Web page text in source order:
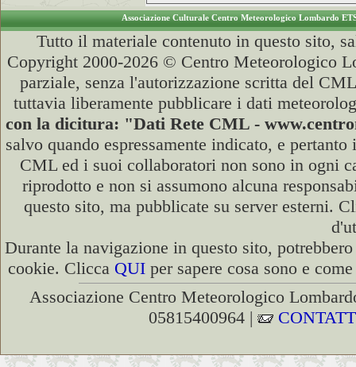
Associazione Culturale Centro Meteorologico Lombardo
Tutto il materiale contenuto in questo sito,
Copyright 2000-2026 © Centro Meteorologico
parziale, senza l'autorizzazione scritta del
tuttavia liberamente pubblicare i dati
con la dicitura: "Dati Rete CML -
salvo quando espressamente indicato, e
CML ed i suoi collaboratori non sono in ogni
riprodotto e non si assumono alcuna
questo sito, ma pubblicate su server esterni.
Durante la navigazione in questo sito,
cookie. Clicca QUI per sapere cosa sono e
Associazione Centro Meteorologico
05815400964 |